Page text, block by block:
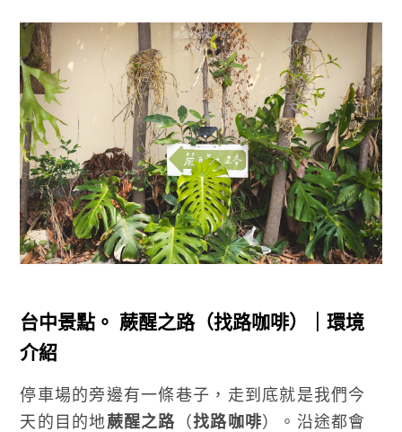
台中景點。 蕨醒之路（找路咖啡）｜環境
介紹
停車場的旁邊有一條巷子，走到底就是我們今
天的目的地蕨醒之路 （找路咖啡）。沿途都會